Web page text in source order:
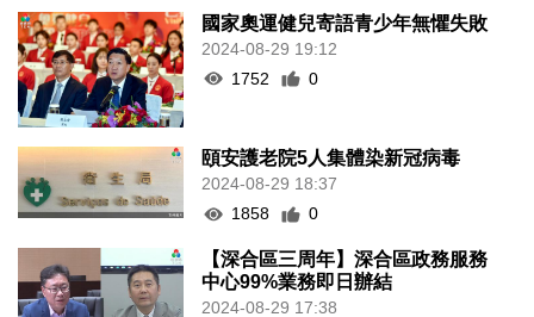
國家奧運健兒寄語青少年無懼失敗
2024-08-29 19:12
1752
0
頤安護老院5人集體染新冠病毒
2024-08-29 18:37
1858
0
【深合區三周年】深合區政務服務
中心99%業務即日辦結
2024-08-29 17:38